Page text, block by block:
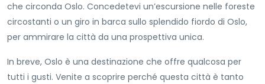
che circonda Oslo. Concedetevi un’escursione nelle foreste
circostanti o un giro in barca sullo splendido fiordo di Oslo,
per ammirare la città da una prospettiva unica.
In breve, Oslo è una destinazione che offre qualcosa per
tutti i gusti. Venite a scoprire perché questa città è tanto